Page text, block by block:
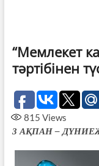
“Мемлекет
тәртібінен
815 Views
3 АҚПАН –